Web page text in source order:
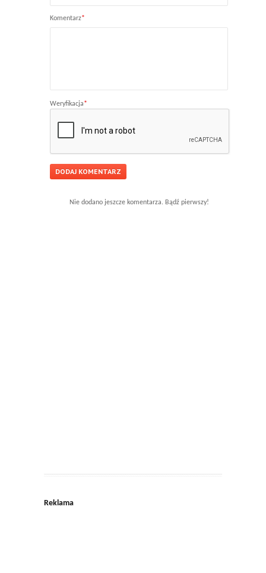
Komentarz*
Weryfikacja*
Nie dodano jeszcze komentarza. Bądź pierwszy!
Reklama